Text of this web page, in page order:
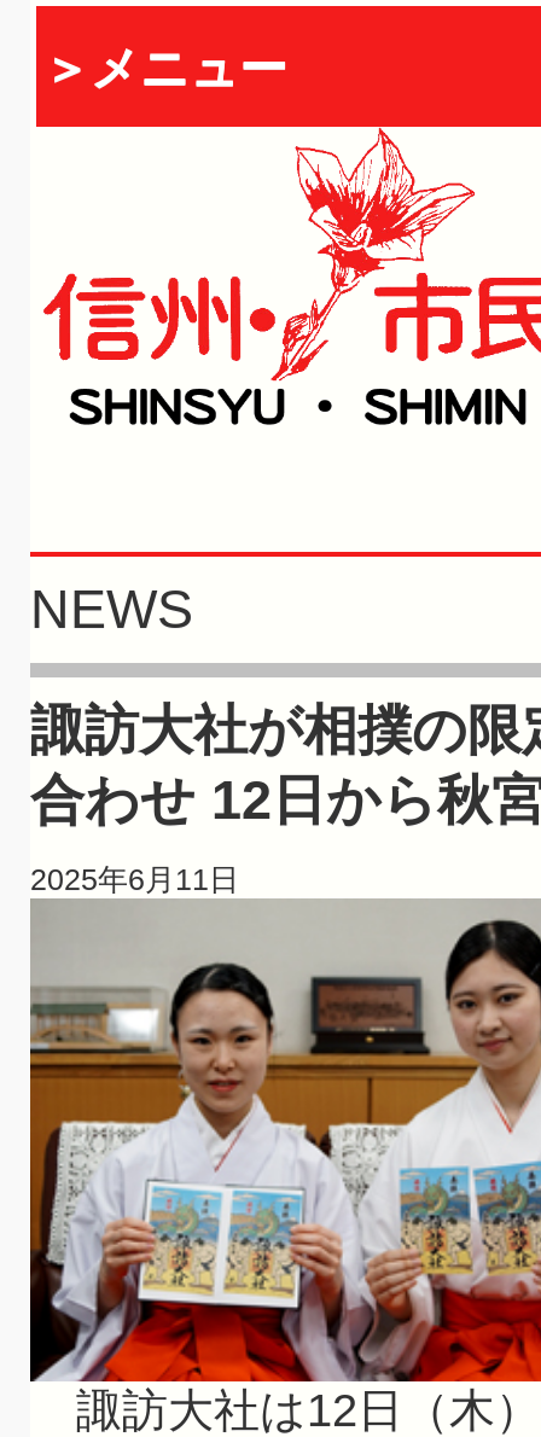
＞メニュー
NEWS
諏訪大社が相撲の
合わせ 12日から秋
2025年6月11日
諏訪大社は12日（木